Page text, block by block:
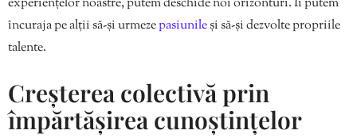
încuraja pe alții să-și urmezepasiunileși să-și dezvolte propriile
talente.
Creșterea colectivă prin
împărtășirea cunoștințelor